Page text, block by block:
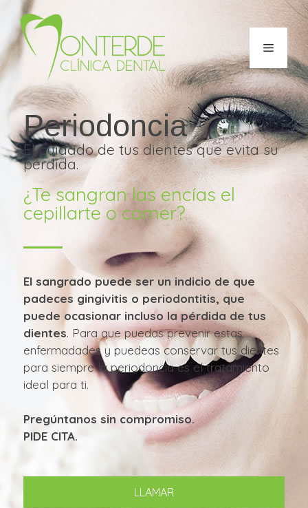
Periodoncia
El cuidado de tus dientes que evita su
pérdida.
¿Te sangran las encías el
cepillarte o comer?
El sangrado puede ser un indicio de que
padeces gingivitis o periodontitis, que
puede ocasionar incluso la pérdida de tus
dientes. Para que puedas prevenir estas
enfermadades y puedeas conservar tus dientes
para siempre la periodoncia es el tratamiento
ideal para ti.
Pregúntanos sin compromiso.
PIDE CITA.
LLAMAR